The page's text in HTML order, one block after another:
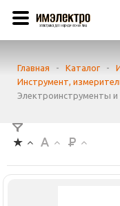
Главная - Каталог -
Инструмент,
Электроинструменты и